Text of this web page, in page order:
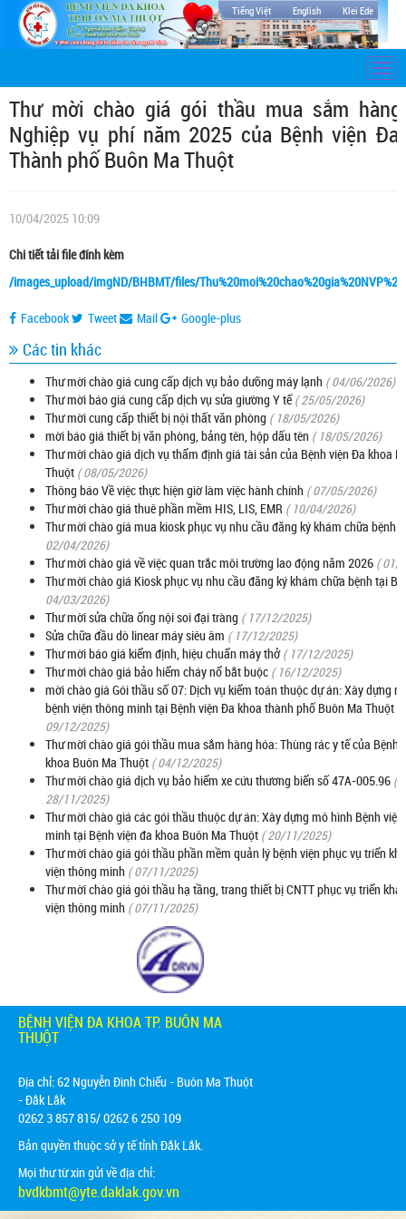
Tiếng Việt English Klei Ede
Thư mời chào giá gói thầu mua sắm
Nghiệp vụ phí năm 2025 của Bệnh viện Đa
Thành phố Buôn Ma Thuột
10/04/2025 10:09
Chi tiết tải file đính kèm
/images_upload/imgND/BHBMT/files/
Facebook Tweet Mail Google-plus
Các tin khác
Thư mời chào giá cung cấp dịch vụ bảo dưỡng máy lạnh ( 04/06/2026)
Thư mời báo giá cung cấp dịch vụ sửa giường Y tế ( 25/05/2026)
Thư mời cung cấp thiết bị nội thất văn phòng ( 18/05/2026)
mời báo giá thiết bị văn phòng, bảng tên, hộp dấu tên ( 18/05/2026)
Thư mời chào giá dịch vụ thẩm định giá tài sản của Bệnh viện Đa khoa
Thuột ( 08/05/2026)
Thông báo Về việc thực hiện giờ làm việc hành chính ( 07/05/2026)
Thư mời chào giá thuê phần mềm HIS, LIS, EMR ( 10/04/2026)
Thư mời chào giá mua kiosk phục vụ nhu cầu đăng ký khám chữa bệnh
02/04/2026)
Thư mời chào giá về việc quan trắc môi trường lao động năm 2026 ( 01/
Thư mời chào giá Kiosk phục vụ nhu cầu đăng ký khám chữa bệnh tại
04/03/2026)
Thư mời sửa chữa ống nội soi đại tràng ( 17/12/2025)
Sửa chữa đầu dò linear máy siêu âm ( 17/12/2025)
Thư mời báo giá kiểm định, hiệu chuẩn máy thở ( 17/12/2025)
Thư mời chào giá bảo hiểm cháy nổ bắt buộc ( 16/12/2025)
mời chào giá Gói thầu số 07: Dịch vụ kiểm toán thuộc dự án: Xây dựng
bệnh viện thông minh tại Bệnh viện Đa khoa thành phố Buôn Ma Thuột
09/12/2025)
Thư mời chào giá gói thầu mua sắm hàng hóa: Thùng rác y tế của Bệnh
khoa Buôn Ma Thuột ( 04/12/2025)
Thư mời chào giá dịch vụ bảo hiểm xe cứu thương biển số 47A-005.96 (
28/11/2025)
Thư mời chào giá các gói thầu thuộc dự án: Xây dựng mô hình Bệnh
minh tại Bệnh viện đa khoa Buôn Ma Thuột ( 20/11/2025)
Thư mời chào giá gói thầu phần mềm quản lý bệnh viện phục vụ triển
viện thông minh ( 07/11/2025)
Thư mời chào giá gói thầu hạ tầng, trang thiết bị CNTT phục vụ triển
viện thông minh ( 07/11/2025)
BỆNH VIỆN ĐA KHOA TP. BUÔN MA
THUỘT
Địa chỉ:62 Nguyễn Đình Chiểu - Buôn Ma Thuột
- Đắk Lắk
0262 3 857 815/ 0262 6 250 109
Bản quyền thuộc sở y tế tỉnh Đắk Lắk.
Mọi thư từ xin gửi về địa chỉ:
bvdkbmt@yte.daklak.gov.vn